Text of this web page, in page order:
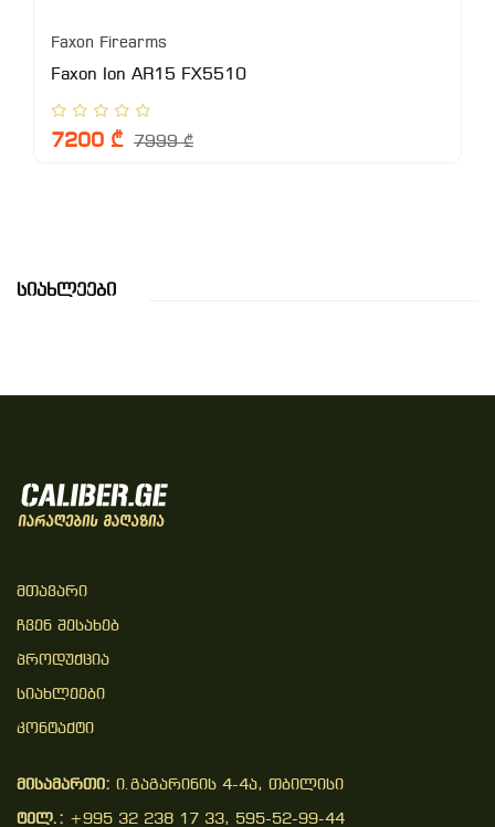
Faxon Firearms
Faxon Ion AR15 FX5510
7200 ₾ 7999 ₾
Სიახლეები
Მთავარი
Ჩვენ Შესახებ
Პროდუქცია
Სიახლეები
Კონტაქტი
მისამართი: ი.გაგარინის 4-4ა, თბილისი
ტელ.: +995 32 238 17 33, 595-52-99-44